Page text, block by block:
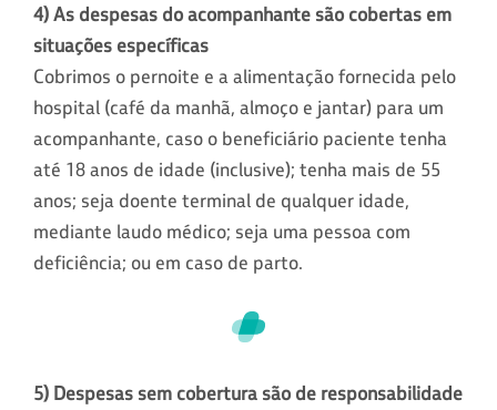
4) As despesas do acompanhante são cobertas em
situações específicas
Cobrimos o pernoite e a alimentação fornecida pelo
hospital (café da manhã, almoço e jantar) para um
acompanhante, caso o beneficiário paciente tenha
até 18 anos de idade (inclusive); tenha mais de 55
anos; seja doente terminal de qualquer idade,
mediante laudo médico; seja uma pessoa com
deficiência; ou em caso de parto.
5) Despesas sem cobertura são de responsabilidade